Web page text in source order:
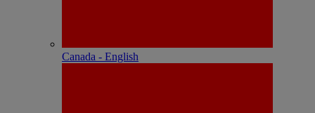
Canada - English